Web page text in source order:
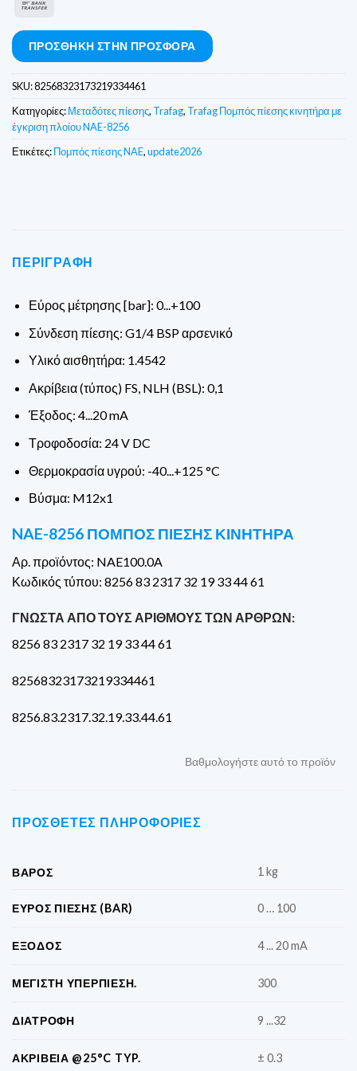
ΠΡΟΣΘΉΚΗ ΣΤΗΝ ΠΡΟΣΦΟΡΆ
SKU:82568323173219334461
Κατηγορίες:Μεταδότες πίεσης, Trafag, Trafag Πομπός πίεσης κινητήρα με
έγκριση πλοίου NAE-8256
Ετικέτες:Πομπός πίεσης NAE,update2026
ΠΕΡΙΓΡΑΦΉ
Εύρος μέτρησης [bar]: 0...+100
Σύνδεση πίεσης: G1/4 BSP αρσενικό
Υλικό αισθητήρα: 1.4542
Ακρίβεια (τύπος) FS, NLH (BSL): 0,1
Έξοδος: 4...20 mA
Τροφοδοσία: 24 V DC
Θερμοκρασία υγρού: -40...+125 °C
Βύσμα: M12x1
NAE-8256 ΠΟΜΠΌΣ ΠΊΕΣΗΣ ΚΙΝΗΤΉΡΑ
Αρ. προϊόντος: NAE100.0A
Κωδικός τύπου: 8256 83 2317 32 19 33 44 61
ΓΝΩΣΤΆ ΑΠΌ ΤΟΥΣ ΑΡΙΘΜΟΎΣ ΤΩΝ ΆΡΘΡΩΝ:
8256 83 2317 32 19 33 44 61
82568323173219334461
8256.83.2317.32.19.33.44.61
Βαθμολογήστε αυτό το προϊόν
ΠΡΌΣΘΕΤΕΣ ΠΛΗΡΟΦΟΡΊΕΣ
ΒΆΡΟΣ 1 kg
ΕΎΡΟΣ ΠΊΕΣΗΣ (BAR) 0 … 100
ΈΞΟΔΟΣ 4 ... 20 mA
ΜΈΓΙΣΤΗ ΥΠΕΡΠΊΕΣΗ. 300
ΔΙΑΤΡΟΦΉ 9 ...32
ΑΚΡΊΒΕΙΑ @25°C TYP. ± 0.3